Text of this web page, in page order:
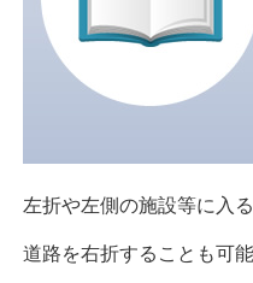
左折や左側の施設等に入
道路を右折することも可能